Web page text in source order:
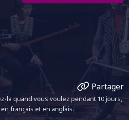
Partager
la quand vous voulez pendant 10 jours,
français et en anglais.